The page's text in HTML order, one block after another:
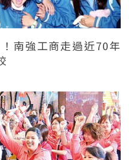
南強工商走過近70年